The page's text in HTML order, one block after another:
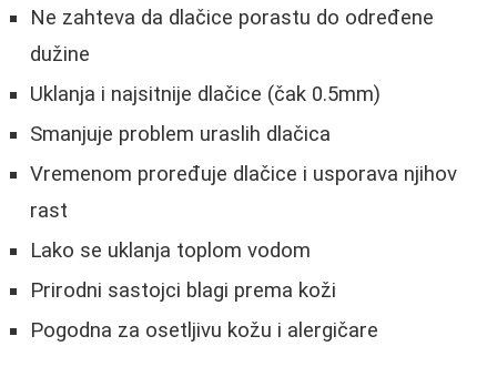
Ne zahteva da dlačice porastu do određene
dužine
Uklanja i najsitnije dlačice (čak 0.5mm)
Smanjuje problem uraslih dlačica
Vremenom proređuje dlačice i usporava njihov
rast
Lako se uklanja toplom vodom
Prirodni sastojci blagi prema koži
Pogodna za osetljivu kožu i alergičare